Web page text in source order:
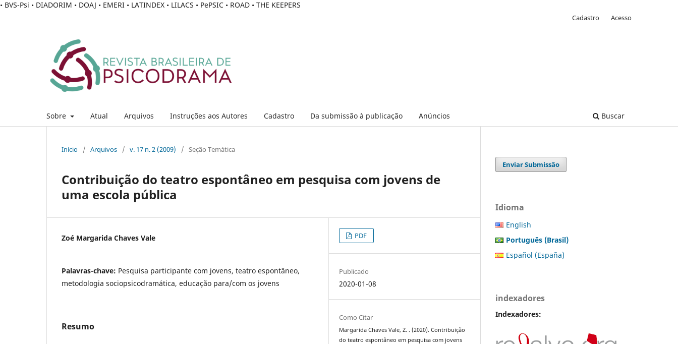
• BVS-Psi • DIADORIM • DOAJ • EMERI • LATINDEX • LILACS • PePSIC • ROAD • THE KEEPERS
Sobre Atual Arquivos Instruções aos Autores Cadastro Da submissão à publicação Anúncios Buscar
Cadastro Acesso
Início / Arquivos / v. 17 n. 2 (2009) / Seção Temática
Contribuição do teatro espontâneo em pesquisa com jovens de
uma escola pública
Zoé Margarida Chaves Vale
Palavras-chave: Pesquisa participante com jovens, teatro espontâneo,
metodologia sociopsicodramática, educação para/com os jovens
Resumo
PDF
Publicado
2020-01-08
Como Citar
Margarida Chaves Vale, Z. . (2020). Contribuição
do teatro espontâneo em pesquisa com jovens
Enviar Submissão
Idioma
English
Português (Brasil)
Español (España)
indexadores
Indexadores: